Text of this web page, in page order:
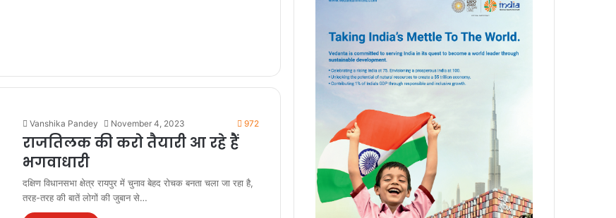
Vanshika Pandey November 4, 2023 972
राजतिलक की करो तैयारी आ रहे हैं
भगवाधारी
दक्षिण विधानसभा क्षेत्र रायपुर में चुनाव बेहद रोचक बनता चला जा रहा है,
तरह-तरह की बातें लोगों की जुबान से…